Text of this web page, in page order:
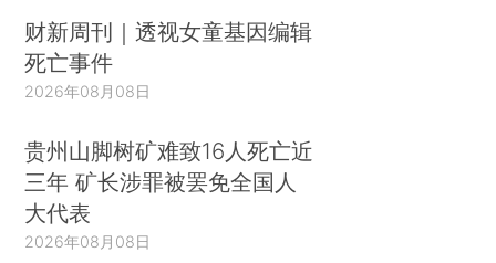
财新周刊｜透视女童基因编辑
死亡事件
2026年08月08日
贵州山脚树矿难致16人死亡近
三年 矿长涉罪被罢免全国人
大代表
2026年08月08日